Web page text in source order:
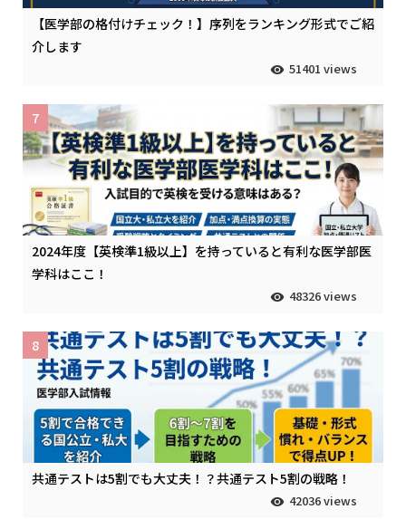
【医学部の格付けチェック！】序列をランキング形式でご紹
介します
51401 views
2024年度【英検準1級以上】を持っていると有利な医学部医
学科はここ！
48326 views
7
共通テストは5割でも大丈夫！？共通テスト5割の戦略！
42036 views
8